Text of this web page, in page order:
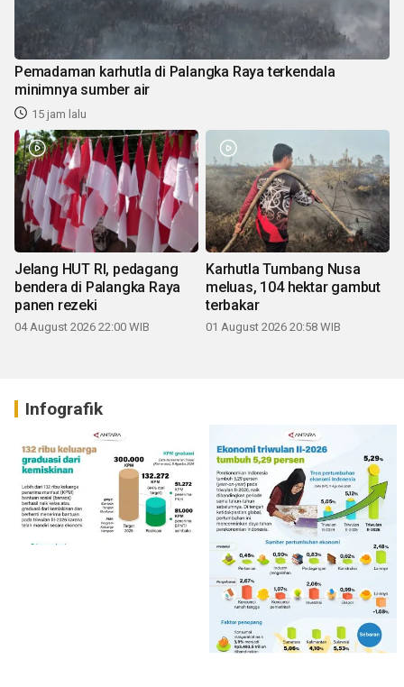
Pemadaman karhutla di Palangka Raya terkendala
minimnya sumber air
15 jam lalu
Jelang HUT RI, pedagang
bendera di Palangka Raya
panen rezeki
04 August 2026 22:00 WIB
Karhutla Tumbang Nusa
meluas, 104 hektar gambut
terbakar
01 August 2026 20:58 WIB
Infografik